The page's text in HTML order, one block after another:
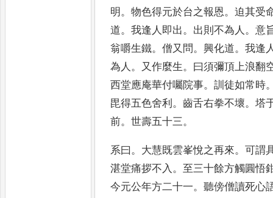
明 。物色得元於台之報恩 。迫其受
道。我逢人 即出 。 出則不為人 。意
翁嚼生鐵。僧又問 。興化道。我逢
為人 。 又作麼生 。 曰須彌頂上浪翻
西堂應庵華付囑院事。訓徒如常時
毘得五色舍利 。齒舌右拳不壞。塔
前。世壽五十三。
系曰 。 大慧既雲峯悅之再來。可謂
湛堂痛拶不入 。至三十餘方觸圓悟
今元公年方二十一。聽傍僧讀死心